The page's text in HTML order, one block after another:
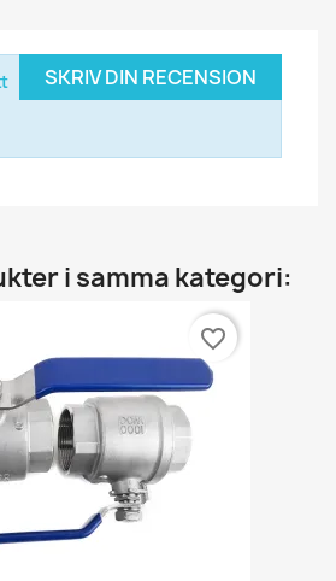
SKRIV DIN RECENSION
i samma kategori:
favorite_border